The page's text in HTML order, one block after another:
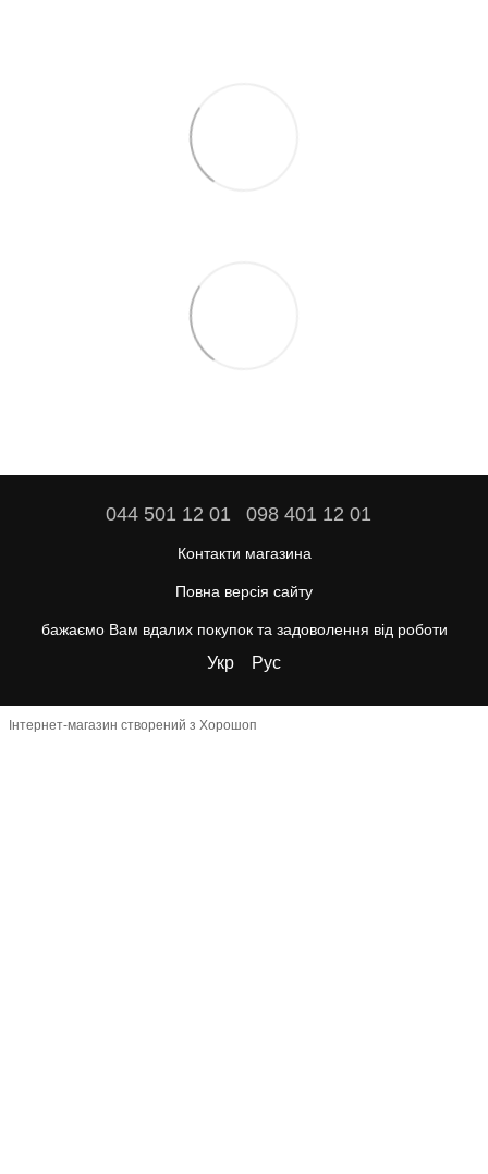
044 501 12 01 098 401 12 01
Контакти магазина
Повна версія сайту
бажаємо Вам вдалих покупок та задоволення від роботи
Укр Рус
Інтернет-магазин створений з Хорошоп